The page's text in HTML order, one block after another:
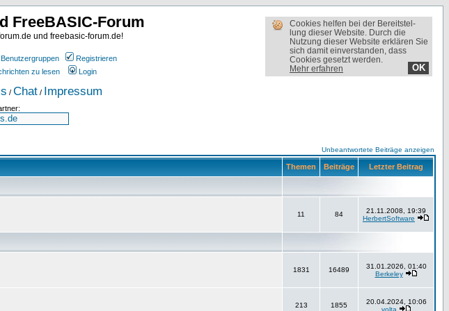
Cookies helfen bei der Bereit­stel­
lung dieser Website. Durch die
Nutzung dieser Website erklären Sie
sich damit einverstanden, dass
Cookies gesetzt werden.
Mehr erfahren
OK
FreeBASIC-Forum
und freebasic-forum.de!
Benutzergruppen
Registrieren
zu lesen Login
/ Chat / Impressum
Unbeantwortete Beiträge anzeigen
Themen Beiträge Letzter Beitrag
11 84
21.11.2008, 19:39
HerbertSoftware
1831 16489
31.01.2026, 01:40
Berkeley
213 1855
20.04.2024, 10:06
volta